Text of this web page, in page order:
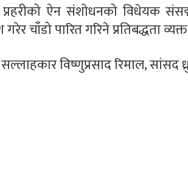
ऐन संशोधनको विधेयक
चाँडो पारित गरिने प्रतिबद्धता
सल्लाहकार विष्णुप्रसाद रिमाल,